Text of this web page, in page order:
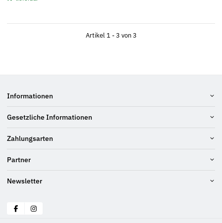
Artikel 1 - 3 von 3
Informationen
Gesetzliche Informationen
Zahlungsarten
Partner
Newsletter